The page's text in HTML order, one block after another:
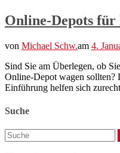
Online-Depots für
von Michael Schw.am 4.
Sind Sie am Überlegen, ob
Online-Depot wagen sollten?
Einführung helfen sich
Suche
Suchen
nach: